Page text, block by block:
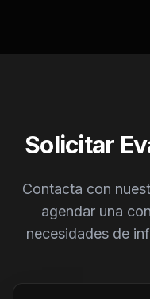
Solicitar
Contacta con
agendar una
necesidades de